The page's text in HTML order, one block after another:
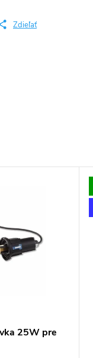
Zdieľať
25W pre